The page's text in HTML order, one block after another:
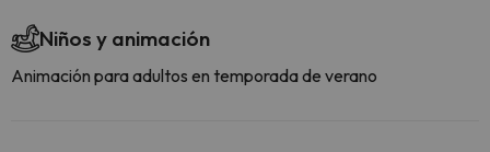
Niños y animación
Animación para adultos en temporada de verano